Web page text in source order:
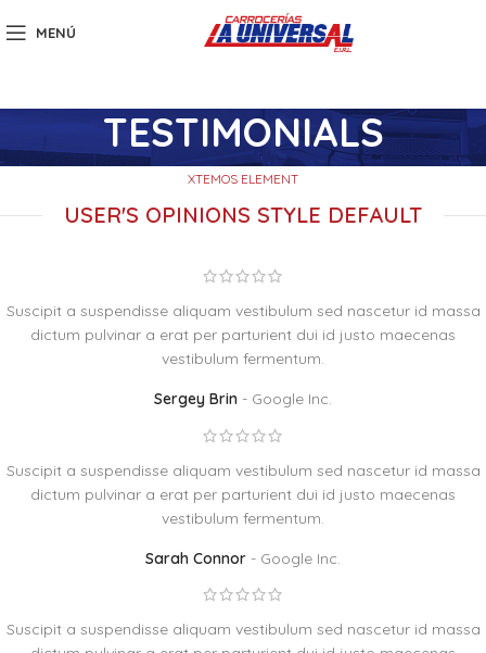
MENÚ
TESTIMONIALS
XTEMOS ELEMENT
USER'S OPINIONS STYLE DEFAULT
Suscipit a suspendisse aliquam vestibulum sed nascetur id massa
dictum pulvinar a erat per parturient dui id justo maecenas
vestibulum fermentum.
Sergey Brin Google Inc.
Suscipit a suspendisse aliquam vestibulum sed nascetur id massa
dictum pulvinar a erat per parturient dui id justo maecenas
vestibulum fermentum.
Sarah Connor Google Inc.
Suscipit a suspendisse aliquam vestibulum sed nascetur id massa